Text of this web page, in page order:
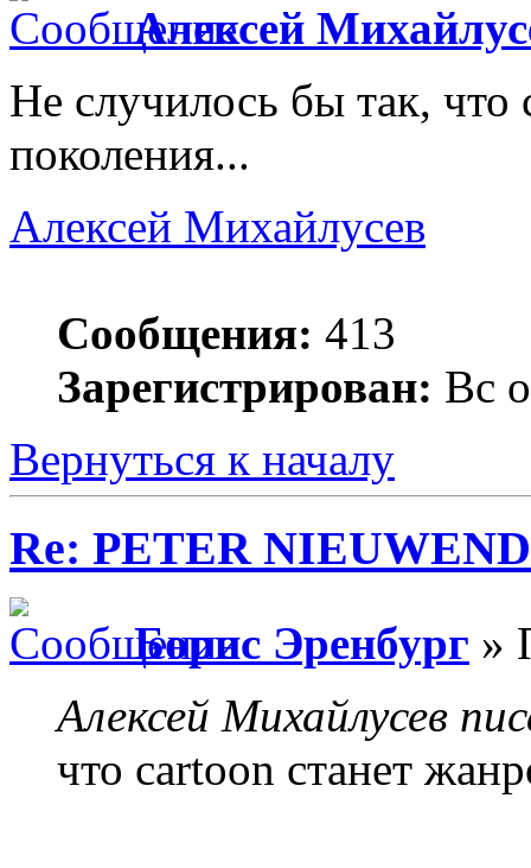
Алексей
Не случилось бы так, что
поколения...
Алексей Михайлусев
Сообщения: 413
Зарегистрирован: Вс
Вернуться к началу
Re: PETER
Борис Эренбург »
Алексей Михайлусев
что cartoon станет